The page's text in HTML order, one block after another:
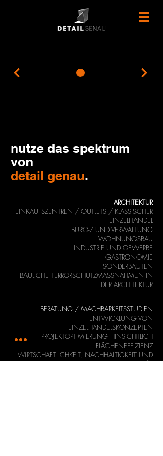
nutze das spektrum
von
detail genau.
ARCHITEKTUR
EINKAUFSZENTREN / OUTLETS / KLASSISCHER
EINZELHANDEL
BÜRO-/ UND VERWALTUNG
WOHNUNGSBAU
INDUSTRIE UND GEWERBE
GASTRONOMIE
SONDERBAUTEN
BAULICHE TERRORSCHUTZMASSNAHMEN IN
DER ARCHITEKTUR
BERATUNG / MACHBARKEITSSTUDIEN
ENTWICKLUNG VON
EINZELHANDELSKONZEPTEN
PROJEKTOPTIMIERUNG HINSICHTLICH
FLÄCHENEFFIZIENZ
WIRTSCHAFTLICHKEIT, NACHHALTIGKEIT UND
FUNKTIONALITÄT